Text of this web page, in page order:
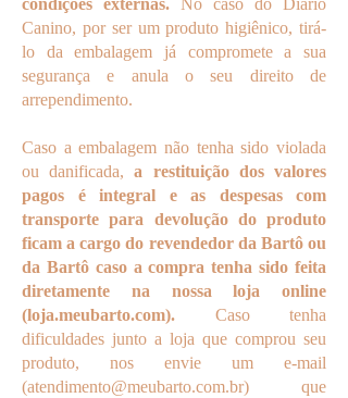
condições externas. No caso do Diário
Canino, por ser um produto higiênico, tirá-
lo da embalagem já compromete a sua
segurança e anula o seu direito de
arrependimento.
Caso a embalagem não tenha sido violada
ou danificada,a restituição dos valores
pagos é integral e as despesas com
transporte para devolução do produto
ficam a cargo do revendedor da Bartô ou
da Bartô caso a compra tenha sido feita
diretamente na nossa loja online
(loja.meubarto.com). Caso tenha
dificuldades junto a loja que comprou seu
produto, nos envie um e-mail
(atendimento@meubarto.com.br) que